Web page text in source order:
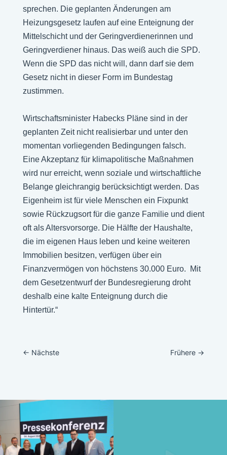
sprechen. Die geplanten Änderungen am
Heizungsgesetz laufen auf eine Enteignung der
Mittelschicht und der Geringverdienerinnen und
Geringverdiener hinaus. Das weiß auch die SPD.
Wenn die SPD das nicht will, dann darf sie dem
Gesetz nicht in dieser Form im Bundestag
zustimmen.
Wirtschaftsminister Habecks Pläne sind in der
geplanten Zeit nicht realisierbar und unter den
momentan vorliegenden Bedingungen falsch.
Eine Akzeptanz für klimapolitische Maßnahmen
wird nur erreicht, wenn soziale und wirtschaftliche
Belange gleichrangig berücksichtigt werden. Das
Eigenheim ist für viele Menschen ein Fixpunkt
sowie Rückzugsort für die ganze Familie und dient
oft als Altersvorsorge. Die Hälfte der Haushalte,
die im eigenen Haus leben und keine weiteren
Immobilien besitzen, verfügen über ein
Finanzvermögen von höchstens 30.000 Euro. Mit
dem Gesetzentwurf der Bundesregierung droht
deshalb eine kalte Enteignung durch die
Hintertür.“
← Nächste Frühere →